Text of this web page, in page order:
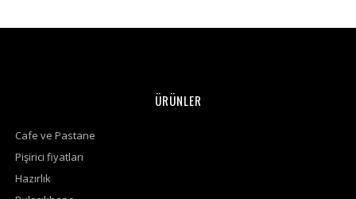
ÜRÜNLER
Cafe ve Pastane
Pişirici fiyatları
Hazırlık